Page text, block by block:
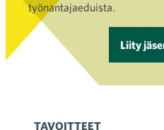
työnantajaeduista.
Liity
TAVOITTEET